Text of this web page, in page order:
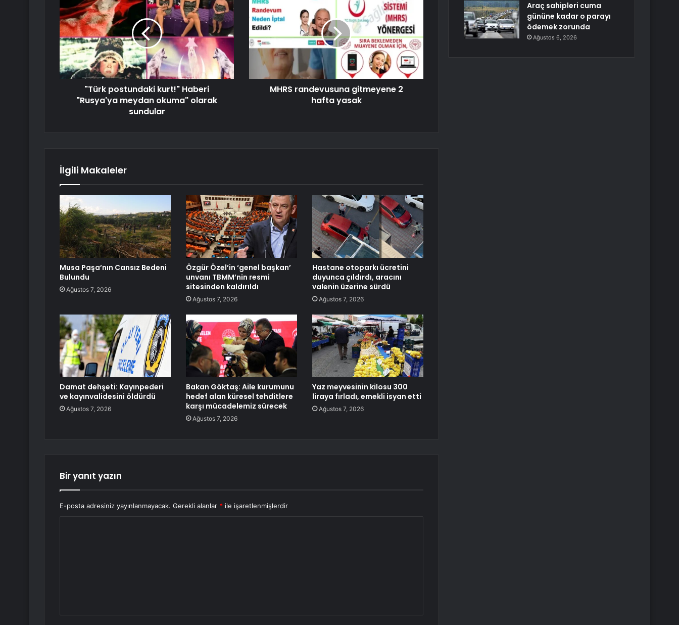
"Türk postundaki kurt!" Haberi
"Rusya'ya meydan okuma" olarak
sundular
MHRS randevusuna gitmeyene 2
hafta yasak
İlgili Makaleler
Musa Paşa’nın Cansız Bedeni
Bulundu
Ağustos 7, 2026
Özgür Özel’in ‘genel başkan’
unvanı TBMM’nin resmi
sitesinden kaldırıldı
Ağustos 7, 2026
Hastane otoparkı ücretini
duyunca çıldırdı, aracını
valenin üzerine sürdü
Ağustos 7, 2026
Damat dehşeti: Kayınpederi
ve kayınvalidesini öldürdü
Ağustos 7, 2026
Bakan Göktaş: Aile kurumunu
hedef alan küresel tehditlere
karşı mücadelemiz sürecek
Ağustos 7, 2026
Yaz meyvesinin kilosu 300
liraya fırladı, emekli isyan etti
Ağustos 7, 2026
Bir yanıt yazın
E-posta adresiniz yayınlanmayacak. Gerekli alanlar * ile işaretlenmişlerdir
Araç sahipleri cuma
gününe kadar o parayı
ödemek zorunda
Ağustos 6, 2026